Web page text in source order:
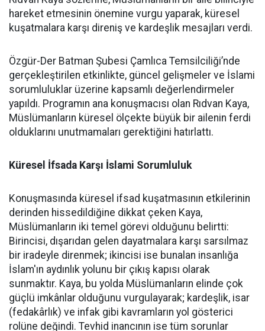
hareket etmesinin önemine vurgu yaparak, küresel
kuşatmalara karşı direniş ve kardeşlik mesajları verdi.
Özgür-Der Batman Şubesi Çamlıca Temsilciliği’nde
gerçekleştirilen etkinlikte, güncel gelişmeler ve İslami
sorumluluklar üzerine kapsamlı değerlendirmeler
yapıldı. Programın ana konuşmacısı olan Rıdvan Kaya,
Müslümanların küresel ölçekte büyük bir ailenin ferdi
olduklarını unutmamaları gerektiğini hatırlattı.
Küresel İfsada Karşı İslami Sorumluluk
Konuşmasında küresel ifsad kuşatmasının etkilerinin
derinden hissedildiğine dikkat çeken Kaya,
Müslümanların iki temel görevi olduğunu belirtti:
Birincisi, dışarıdan gelen dayatmalara karşı sarsılmaz
bir iradeyle direnmek; ikincisi ise bunalan insanlığa
İslam'ın aydınlık yolunu bir çıkış kapısı olarak
sunmaktır. Kaya, bu yolda Müslümanların elinde çok
güçlü imkânlar olduğunu vurgulayarak; kardeşlik, isar
(fedakârlık) ve infak gibi kavramların yol gösterici
rolüne değindi. Tevhid inancının ise tüm sorunlar